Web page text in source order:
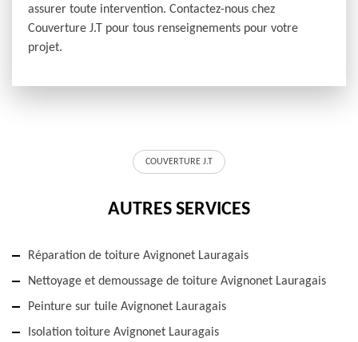
assurer toute intervention. Contactez-nous chez
Couverture J.T pour tous renseignements pour votre
projet.
COUVERTURE J.T
AUTRES SERVICES
Réparation de toiture Avignonet Lauragais
Nettoyage et demoussage de toiture Avignonet Lauragais
Peinture sur tuile Avignonet Lauragais
Isolation toiture Avignonet Lauragais